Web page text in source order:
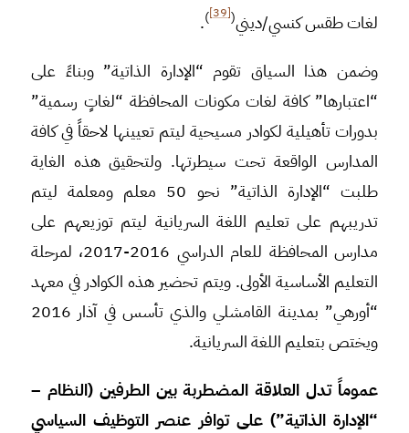
لغات طقس كنسي/ديني(
[39]
)
.
وضمن هذا السياق تقوم “الإدارة الذاتية” وبناءً على
“اعتبارها” كافة لغات مكونات المحافظة “لغاتٍ رسمية”
بدورات تأهيلية لكوادر مسيحية ليتم تعيينها لاحقاً في كافة
المدارس الواقعة تحت سيطرتها. ولتحقيق هذه الغاية
طلبت “الإدارة الذاتية” نحو 50 معلم ومعلمة ليتم
تدريبهم على تعليم اللغة السريانية ليتم توزيعهم على
مدارس المحافظة للعام الدراسي 2016-2017، لمرحلة
التعليم الأساسية الأولى. ويتم تحضير هذه الكوادر في معهد
“أورهي” بمدينة القامشلي والذي تأسس في آذار 2016
ويختص بتعليم اللغة السريانية.
عموماً تدل العلاقة المضطربة بين الطرفين (النظام –
“الإدارة الذاتية”) على توافر عنصر التوظيف السياسي